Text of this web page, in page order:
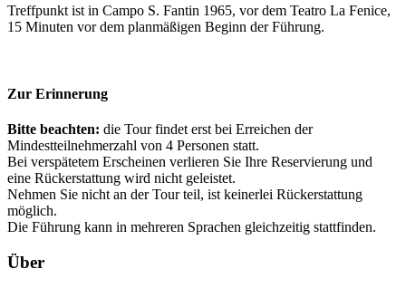
Treffpunkt ist in Campo S. Fantin 1965, vor dem Teatro La Fenice,
15 Minuten vor dem planmäßigen Beginn der Führung.
Zur Erinnerung
Bitte beachten: die Tour findet erst bei Erreichen der
Mindestteilnehmerzahl von 4 Personen statt.
Bei verspätetem Erscheinen verlieren Sie Ihre Reservierung und
eine Rückerstattung wird nicht geleistet.
Nehmen Sie nicht an der Tour teil, ist keinerlei Rückerstattung
möglich.
Die Führung kann in mehreren Sprachen gleichzeitig stattfinden.
Über